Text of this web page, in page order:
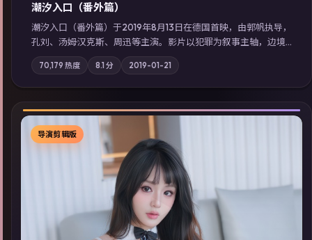
潮汐入口（番外篇）
潮汐入口（番外篇）于2019年8月13日在德国首映，由郭帆执导，
孔刘、汤姆·汉克斯、周迅等主演。影片以犯罪为叙事主轴，边境
小镇的平静被一封匿名信彻底打破；摄影与配乐强化地域气质；
站内亦可通过「国产免费观看高清电视剧在线看」延展检索同类
型高分佳作，畅享高清在线追剧体验。
70,179 热度 8.1 分 2019-01-21
▶
导演剪辑版